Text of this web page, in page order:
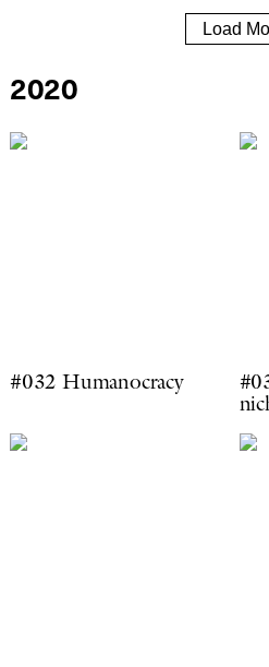
Load
2020
#032 Humanocracy